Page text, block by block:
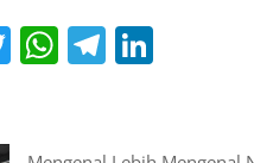
Twitter
WhatsApp
Telegram